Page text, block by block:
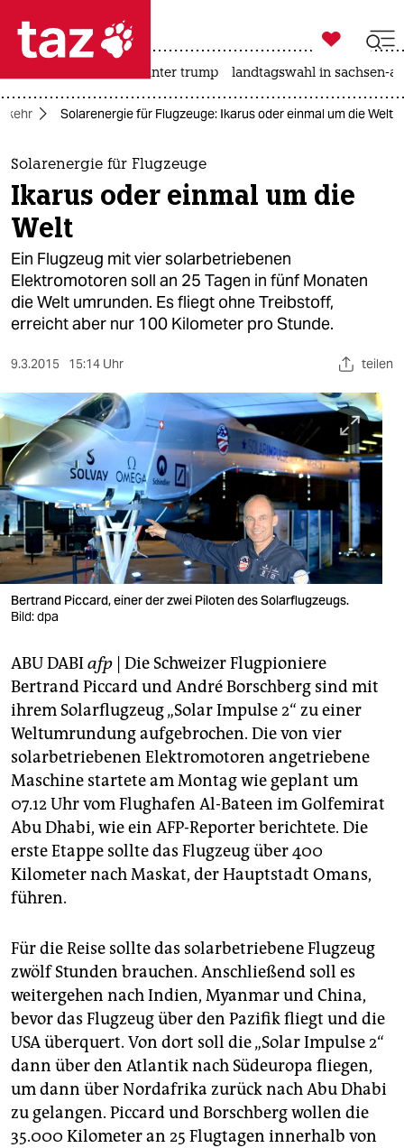
 taz zahl ich
taz zahl ich
themen
politik
öko
gesellschaft
kultur
sport
berlin
nord
wahrheit
verlag
verlag
veranstaltungen
fragen & hilfe
unterstützen
abo
genossenschaft
epaper login

taz zahl ich
usa unter trump landtagswahl in sachsen-
Solarenergie für Flugzeuge: Ikarus oder einmal um die Welt
Solarenergie für Flugzeuge
Ikarus oder einmal um die
Welt
Ein Flugzeug mit vier solarbetriebenen
Elektromotoren soll an 25 Tagen in fünf Monaten
die Welt umrunden. Es fliegt ohne Treibstoff,
erreicht aber nur 100 Kilometer pro Stunde.
9.3.2015 15:14 Uhr teilen
Bertrand Piccard, einer der zwei Piloten des Solarflugzeugs.
Bild: dpa
ABU DABIafp | Die Schweizer Flugpioniere
Bertrand Piccard und André Borschberg sind mit
ihrem Solarflugzeug „Solar Impulse 2“ zu einer
Weltumrundung aufgebrochen. Die von vier
solarbetriebenen Elektromotoren angetriebene
Maschine startete am Montag wie geplant um
07.12 Uhr vom Flughafen Al-Bateen im Golfemirat
Abu Dhabi, wie ein AFP-Reporter berichtete. Die
erste Etappe sollte das Flugzeug über 400
Kilometer nach Maskat, der Hauptstadt Omans,
führen.
Für die Reise sollte das solarbetriebene Flugzeug
zwölf Stunden brauchen. Anschließend soll es
weitergehen nach Indien, Myanmar und China,
bevor das Flugzeug über den Pazifik fliegt und die
USA überquert. Von dort soll die „Solar Impulse 2“
dann über den Atlantik nach Südeuropa fliegen,
um dann über Nordafrika zurück nach Abu Dhabi
zu gelangen. Piccard und Borschberg wollen die
35.000 Kilometer an 25 Flugtagen innerhalb von